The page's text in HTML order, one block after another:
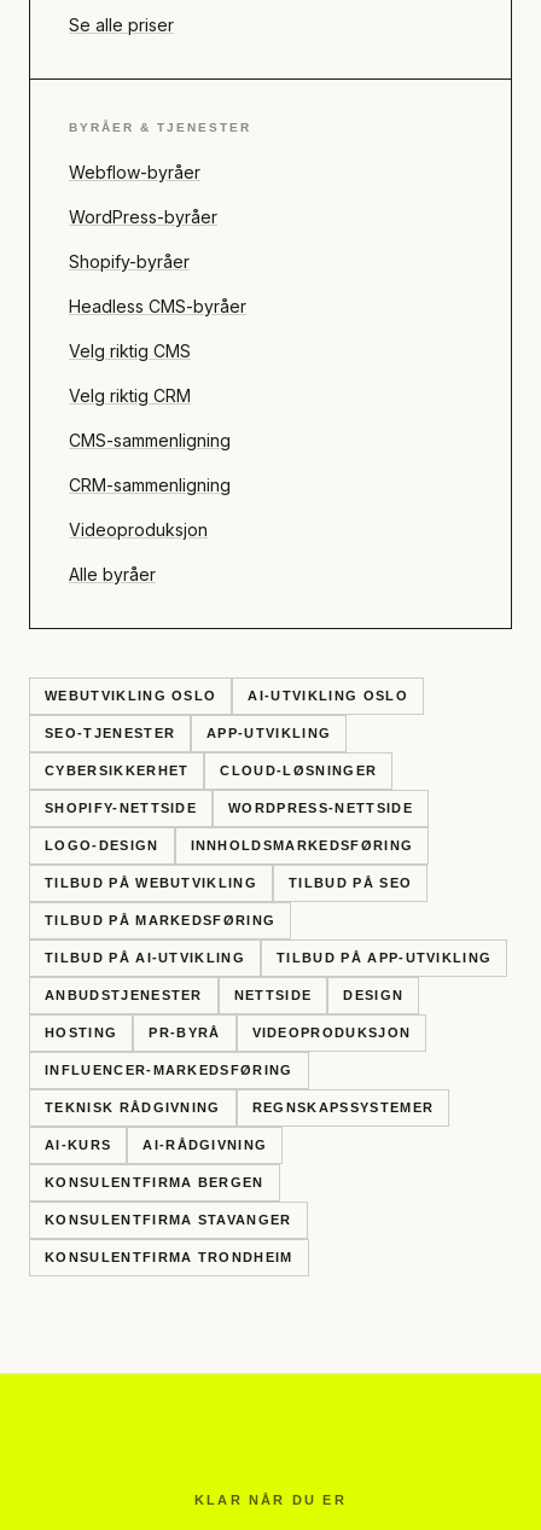
Se alle priser
BYRÅER & TJENESTER
Webflow-byråer
WordPress-byråer
Shopify-byråer
Headless CMS-byråer
Velg riktig CMS
Velg riktig CRM
CMS-sammenligning
CRM-sammenligning
Videoproduksjon
Alle byråer
WEBUTVIKLING OSLO AI-UTVIKLING OSLO
SEO-TJENESTER APP-UTVIKLING
CYBERSIKKERHET CLOUD-LØSNINGER
SHOPIFY-NETTSIDE WORDPRESS-NETTSIDE
LOGO-DESIGN INNHOLDSMARKEDSFØRING
TILBUD PÅ WEBUTVIKLING TILBUD PÅ SEO
TILBUD PÅ MARKEDSFØRING
TILBUD PÅ AI-UTVIKLING TILBUD PÅ APP-UTVIKLING
ANBUDSTJENESTER NETTSIDE DESIGN
HOSTING PR-BYRÅ VIDEOPRODUKSJON
INFLUENCER-MARKEDSFØRING
TEKNISK RÅDGIVNING REGNSKAPSSYSTEMER
AI-KURS AI-RÅDGIVNING
KONSULENTFIRMA BERGEN
KONSULENTFIRMA STAVANGER
KONSULENTFIRMA TRONDHEIM
KLAR NÅR DU ER